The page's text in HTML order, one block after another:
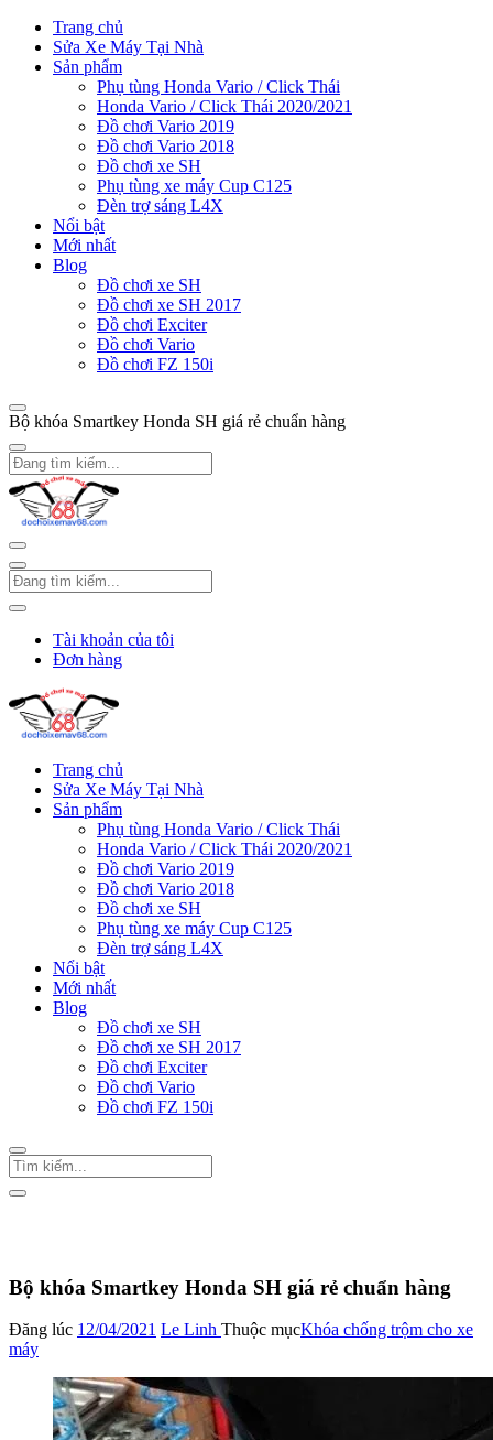
Trang chủ
Sửa Xe Máy Tại Nhà
Sản phẩm
Phụ tùng Honda Vario / Click Thái
Honda Vario / Click Thái 2020/2021
Đồ chơi Vario 2019
Đồ chơi Vario 2018
Đồ chơi xe SH
Phụ tùng xe máy Cup C125
Đèn trợ sáng L4X
Nổi bật
Mới nhất
Blog
Đồ chơi xe SH
Đồ chơi xe SH 2017
Đồ chơi Exciter
Đồ chơi Vario
Đồ chơi FZ 150i
Bộ khóa Smartkey Honda SH giá rẻ chuẩn hàng
Tài khoản của tôi
Đơn hàng
Trang chủ
Sửa Xe Máy Tại Nhà
Sản phẩm
Phụ tùng Honda Vario / Click Thái
Honda Vario / Click Thái 2020/2021
Đồ chơi Vario 2019
Đồ chơi Vario 2018
Đồ chơi xe SH
Phụ tùng xe máy Cup C125
Đèn trợ sáng L4X
Nổi bật
Mới nhất
Blog
Đồ chơi xe SH
Đồ chơi xe SH 2017
Đồ chơi Exciter
Đồ chơi Vario
Đồ chơi FZ 150i
Bộ khóa Smartkey Honda SH giá rẻ chuẩn hàng
Đăng lúc 12/04/2021 Le Linh Thuộc mụcKhóa chống trộm cho xe
máy